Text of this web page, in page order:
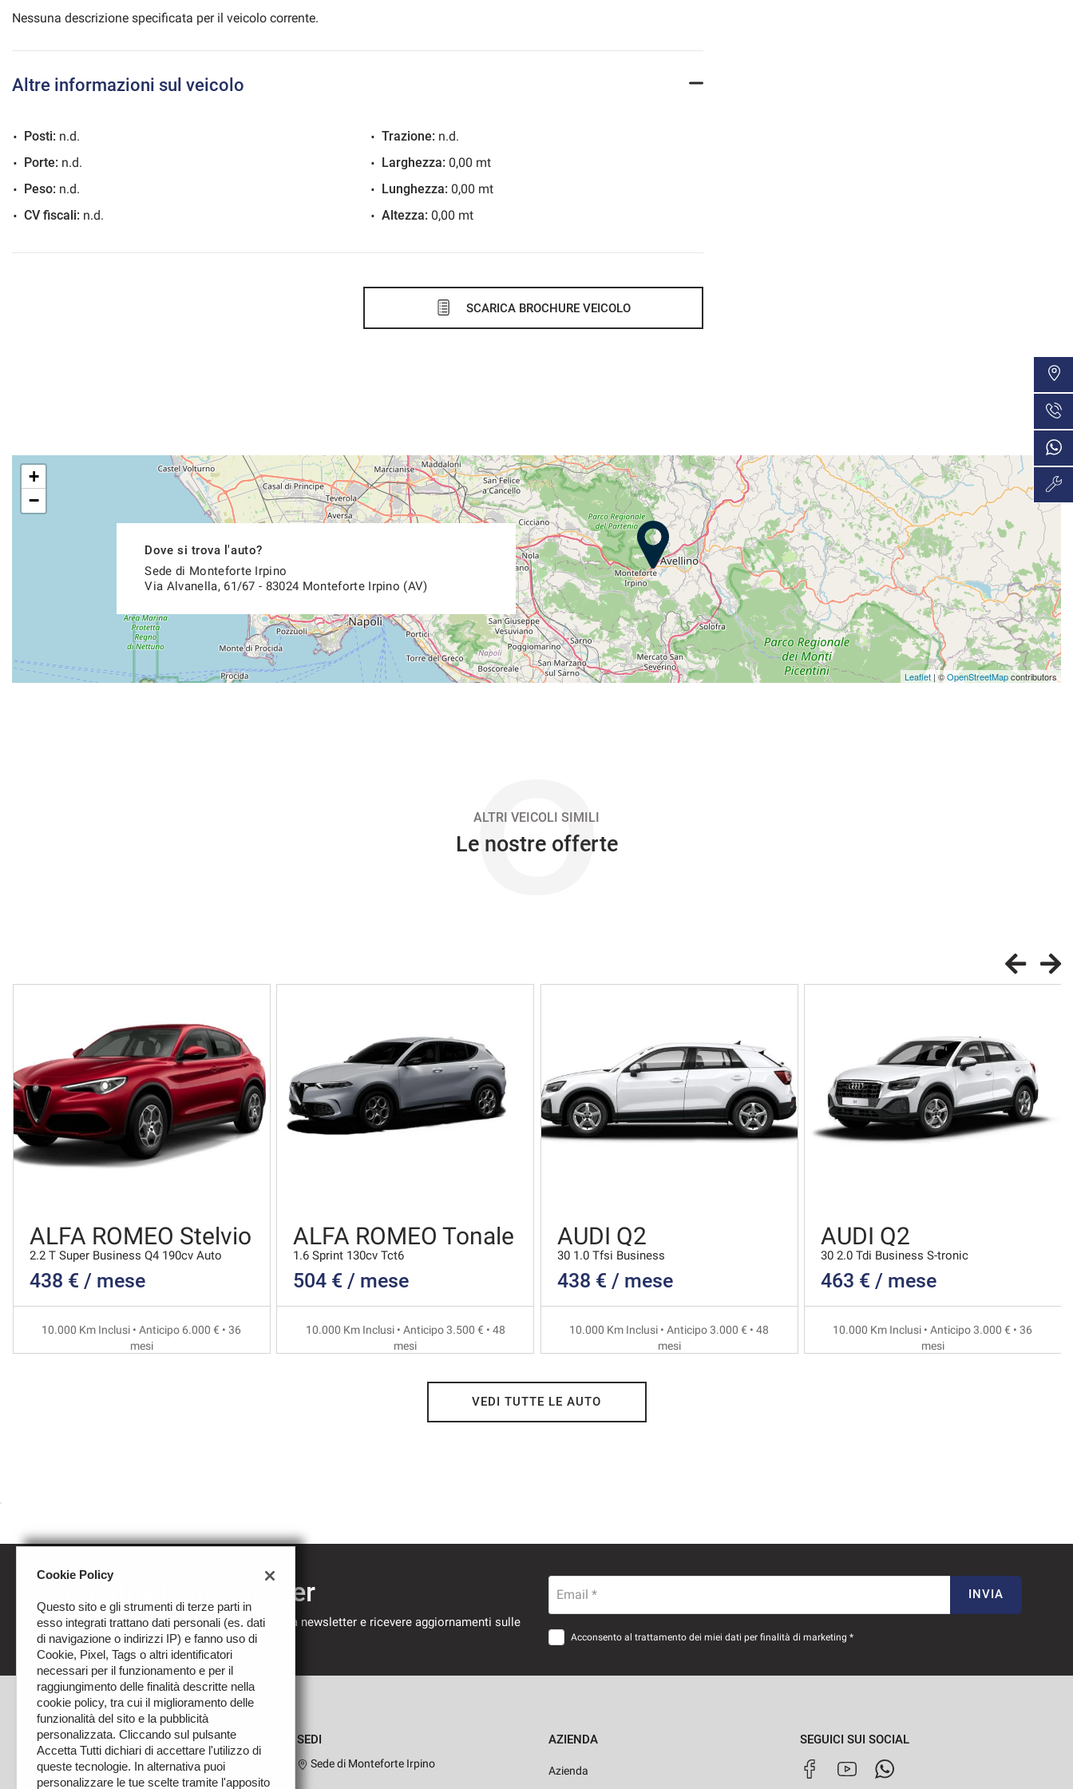
Nessuna descrizione specificata per il veicolo corrente.
Altre informazioni sul veicolo
Posti: n.d.
Porte: n.d.
Peso: n.d.
CV fiscali: n.d.
Trazione: n.d.
Larghezza: 0,00 mt
Lunghezza: 0,00 mt
Altezza: 0,00 mt
SCARICA BROCHURE VEICOLO
802€/mese
36 Mesi
VEDI
812€/mese
48 Mesi
VEDI
860€/mese
36 Mesi
VEDI
888€/mese VEDI
Dove si trova l'auto?
Sede di Monteforte Irpino
Via Alvanella, 61/67 - 83024 Monteforte Irpino (AV)
+
−
Leaflet | ©OpenStreetMapcontributors
O
ALTRI VEICOLI SIMILI
Le nostre offerte
ALFA ROMEO Stelvio
2.2 T Super Business Q4 190cv Auto
438 € / mese
10.000 Km Inclusi • Anticipo 6.000 € • 36
mesi
ALFA ROMEO Tonale
1.6 Sprint 130cv Tct6
504 € / mese
10.000 Km Inclusi • Anticipo 3.500 € • 48
mesi
AUDI Q2
30 1.0 Tfsi Business
438 € / mese
10.000 Km Inclusi • Anticipo 3.000 € • 48
mesi
AUDI Q2
30 2.0 Tdi Business S-tronic
463 € / mese
10.000 Km Inclusi • Anticipo 3.000 € • 36
mesi
VEDI TUTTE LE AUTO
Iscriviti alla newsletter
Compila il modulo sottostante per iscriverti alla newsletter e ricevere aggiornamenti sulle
nostre novità.
Email * INVIA
Acconsento al trattamento dei miei dati per finalità di marketing *
SEDI
Sede di Monteforte Irpino
AZIENDA
Azienda
SEGUICI SUI SOCIAL
Cookie Policy
Questo sito e gli strumenti di terze parti in
esso integrati trattano dati personali (es. dati
di navigazione o indirizzi IP) e fanno uso di
Cookie, Pixel, Tags o altri identificatori
necessari per il funzionamento e per il
raggiungimento delle finalità descritte nella
cookie policy, tra cui il miglioramento delle
funzionalità del sito e la pubblicità
personalizzata. Cliccando sul pulsante
Accetta Tutti dichiari di accettare l'utilizzo di
queste tecnologie. In alternativa puoi
personalizzare le tue scelte tramite l'apposito
Cookie necessari
Cookie delle preferenze